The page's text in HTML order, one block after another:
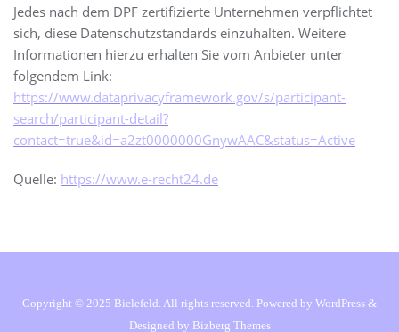
Jedes nach dem DPF zertifizierte Unternehmen verpflichtet
sich, diese Datenschutzstandards einzuhalten. Weitere
Informationen hierzu erhalten Sie vom Anbieter unter
folgendem Link:
https://www.dataprivacyframework.gov/s/participant-
search/participant-detail?
contact=true&id=a2zt0000000GnywAAC&status=Active
Quelle: https://www.e-recht24.de
Copyright © 2025 Bielefeld. All rights reserved. Powered by WordPress &
Designed by Bizberg Themes